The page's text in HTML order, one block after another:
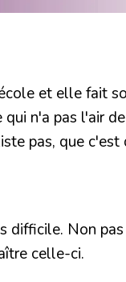
et elle fait
qui n'a pas l'air
pas, que
difficile. Non
celle-ci.